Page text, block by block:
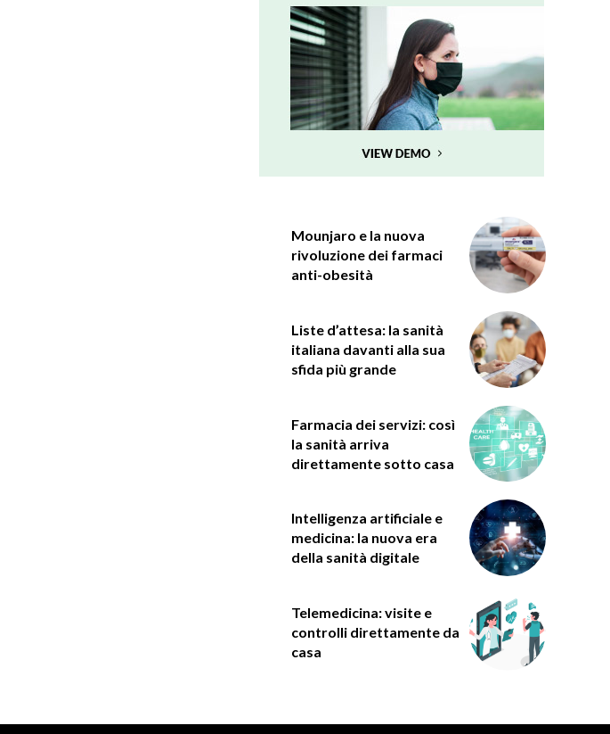
Mounjaro e la nuova
rivoluzione dei farmaci
anti-obesità
Liste d’attesa: la sanità
italiana davanti alla sua
sfida più grande
Farmacia dei servizi: così
la sanità arriva
direttamente sotto casa
Intelligenza artificiale e
medicina: la nuova era
della sanità digitale
Telemedicina: visite e
controlli direttamente da
casa